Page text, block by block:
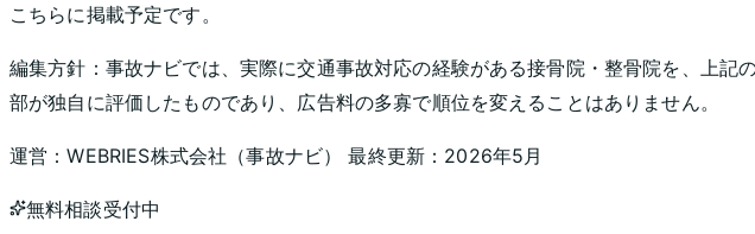
こちらに掲載予定です。
編集方針： 事故ナビでは、実際に交通事故対応の経験がある接骨院・整骨院を、上
部が独自に評価したものであり、広告料の多寡で順位を変えることはありません。
運営：WEBRIES株式会社 （事故ナビ） 最終更新： 2026年5月
無料相談受付中